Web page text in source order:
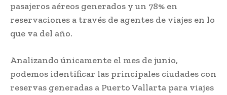
pasajeros aéreos generados y un 78% en
reservaciones a través de agentes de viajes en lo
que va del año.
Analizando únicamente el mes de junio,
podemos identificar las principales ciudades con
reservas generadas a Puerto Vallarta para viajes